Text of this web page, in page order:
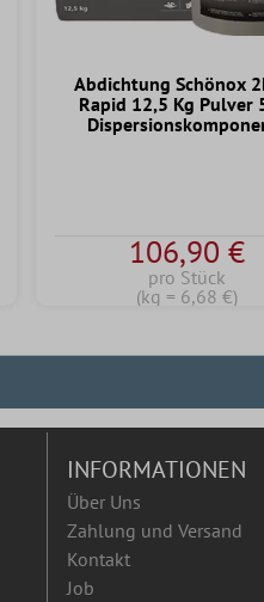
Abdichtung Schönox
Rapid 12,5 Kg Pulver
106,90 €
pro Stück
(kg = 6,68 €)
INFORMATIONEN
Über Uns
Zahlung und Versand
Kontakt
Job